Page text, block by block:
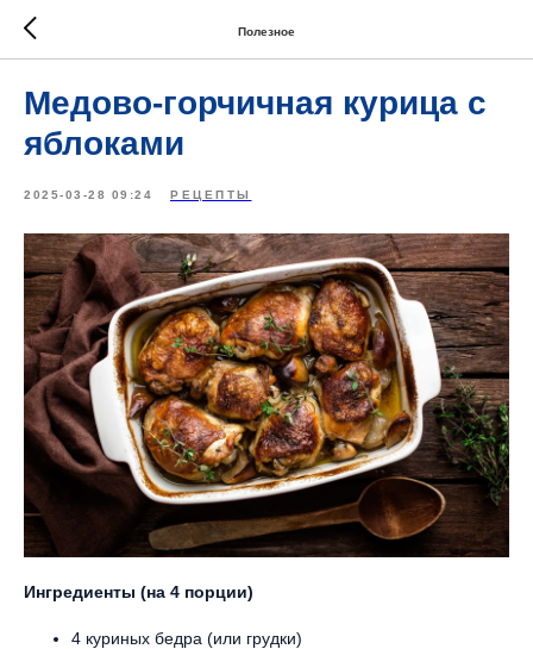
Полезное
Медово-горчичная курица с
яблоками
2025-03-28 09:24 РЕЦЕПТЫ
Ингредиенты (на 4 порции)
4 куриных бедра (или грудки)